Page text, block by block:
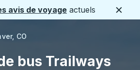
avis de voyage actuels
CO
bus Trailways